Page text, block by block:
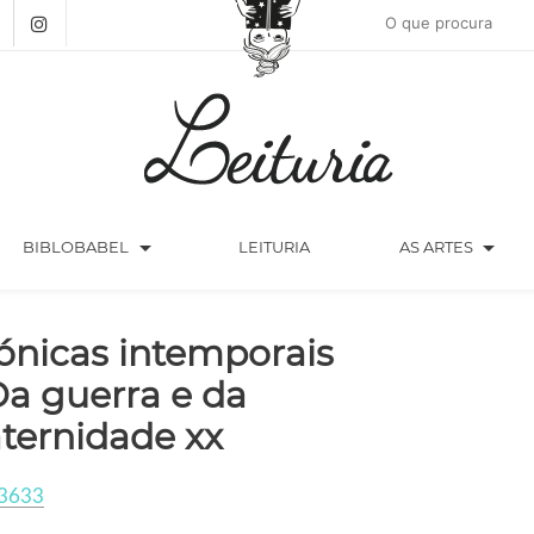
BIBLOBABEL arrow_drop_down LEITURIA AS ARTES arrow_drop_down
intemporais
guerra e da
xx